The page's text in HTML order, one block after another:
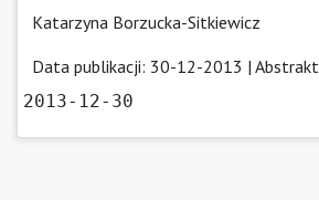
Katarzyna Borzucka-Sitkiewicz
Data publikacji: 30-12-2013 | Abstrakt
2013-12-30